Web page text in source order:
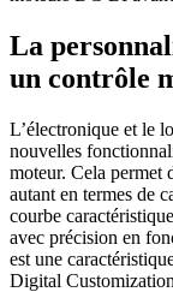
La
un contrôle
L’électronique et le
nouvelles
moteur. Cela permet
autant en termes de
courbe
avec précision en
est une
Digital